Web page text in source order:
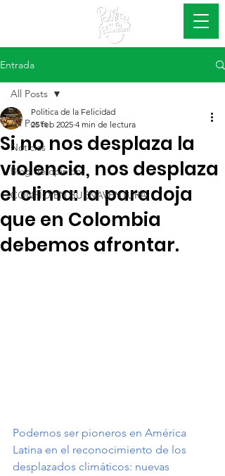
Entrada
All Posts
Noticias
Blog de opinión
CONFÍO EN BUENAVENTURA
All Posts
Si no nos desplaza la
violencia, nos desplaza
el clima: la paradoja
que en Colombia
debemos afrontar.
Politica de la Felicidad
25 feb 2025 4 min de lectura
Podemos ser pioneros en América
Latina en el reconocimiento de los
desplazados climáticos: nuevas